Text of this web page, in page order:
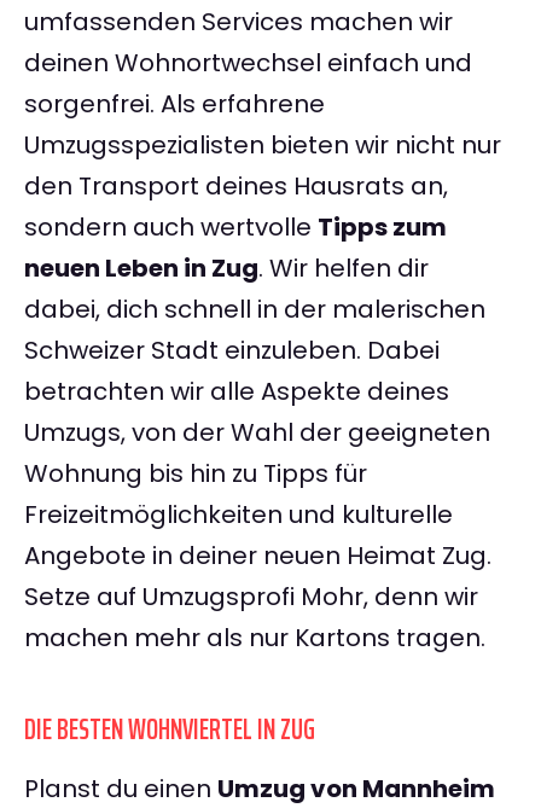
umfassenden Services machen wir
deinen Wohnortwechsel einfach und
sorgenfrei. Als erfahrene
Umzugsspezialisten bieten wir nicht nur
den Transport deines Hausrats an,
sondern auch wertvolle Tipps zum
neuen Leben in Zug. Wir helfen dir
dabei, dich schnell in der malerischen
Schweizer Stadt einzuleben. Dabei
betrachten wir alle Aspekte deines
Umzugs, von der Wahl der geeigneten
Wohnung bis hin zu Tipps für
Freizeitmöglichkeiten und kulturelle
Angebote in deiner neuen Heimat Zug.
Setze auf Umzugsprofi Mohr, denn wir
machen mehr als nur Kartons tragen.
DIE BESTEN WOHNVIERTEL IN ZUG
Planst du einen Umzug von Mannheim